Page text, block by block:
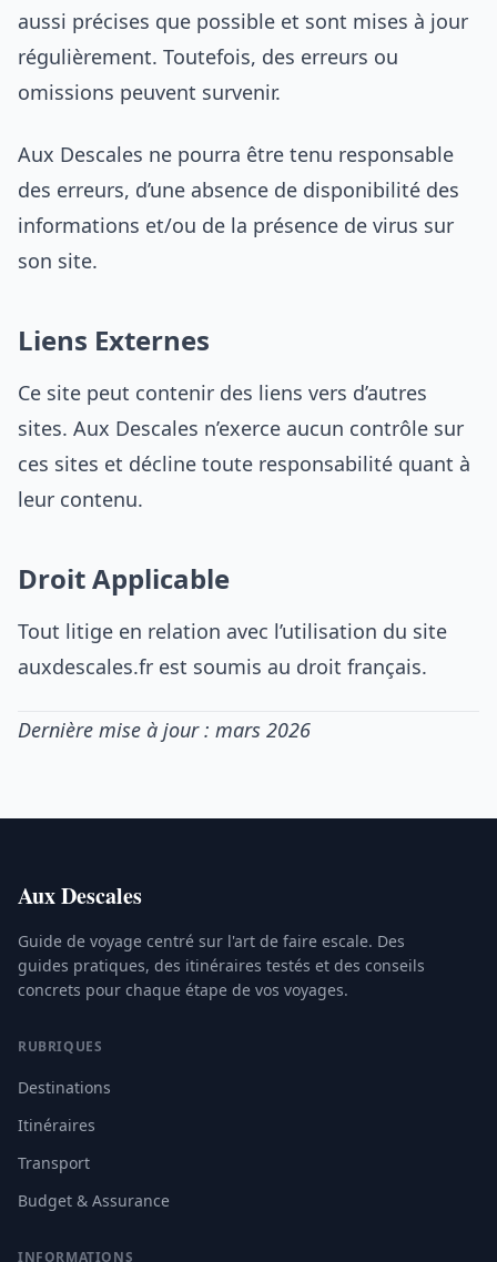
aussi précises que possible et sont mises à jour
régulièrement. Toutefois, des erreurs ou
omissions peuvent survenir.
Aux Descales ne pourra être tenu responsable
des erreurs, d’une absence de disponibilité des
informations et/ou de la présence de virus sur
son site.
Liens Externes
Ce site peut contenir des liens vers d’autres
sites. Aux Descales n’exerce aucun contrôle sur
ces sites et décline toute responsabilité quant à
leur contenu.
Droit Applicable
Tout litige en relation avec l’utilisation du site
auxdescales.fr est soumis au droit français.
Dernière mise à jour : mars 2026
Aux Descales
Guide de voyage centré sur l'art de faire escale. Des
guides pratiques, des itinéraires testés et des conseils
concrets pour chaque étape de vos voyages.
RUBRIQUES
Destinations
Itinéraires
Transport
Budget & Assurance
INFORMATIONS